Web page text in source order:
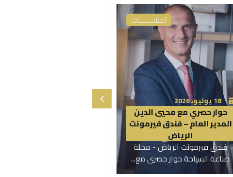
اعلانـــــــات
16 يوليو، 2026
الأستاذ/ إيهاب يمق – باتشي
ترسّخ بصمتها في السوق
السعودي…
باتشي - مجلة صناعة السياحة
باتشي ترسّخ بصمتها في السوق...
16 يوليو، 2026
السويدان، الرئيس التنفيذي